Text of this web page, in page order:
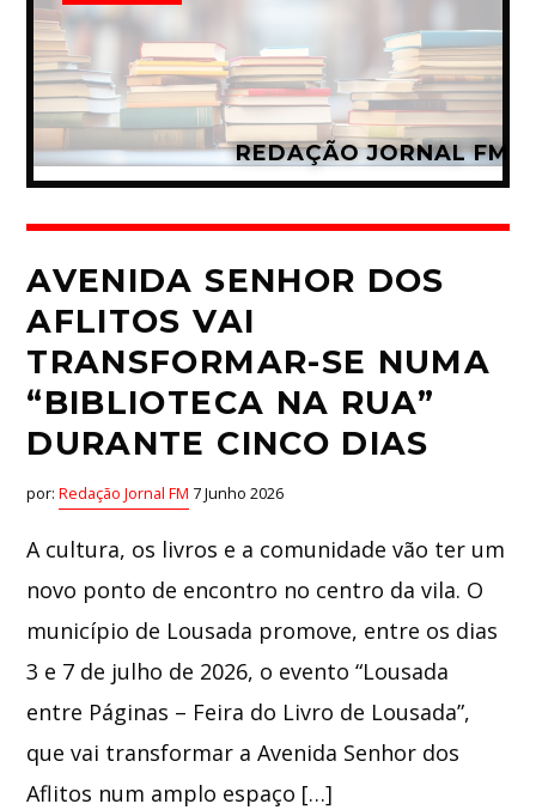
REDAÇÃO JORNAL FM
AVENIDA SENHOR DOS
AFLITOS VAI
TRANSFORMAR-SE NUMA
“BIBLIOTECA NA RUA”
DURANTE CINCO DIAS
por:Redação Jornal FM 7 Junho 2026
A cultura, os livros e a comunidade vão ter um
novo ponto de encontro no centro da vila. O
município de Lousada promove, entre os dias
3 e 7 de julho de 2026, o evento “Lousada
entre Páginas – Feira do Livro de Lousada”,
que vai transformar a Avenida Senhor dos
Aflitos num amplo espaço […]